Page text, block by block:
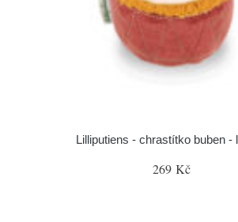
Lilliputiens - chrastítko buben -
269 Kč